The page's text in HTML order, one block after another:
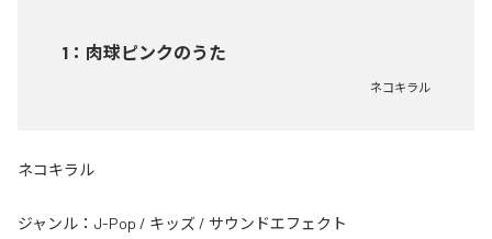
1 ： 肉球ピンクのうた
ネコキラル
ネコキラル
ジャンル： J-Pop / キッズ / サウンドエフェクト